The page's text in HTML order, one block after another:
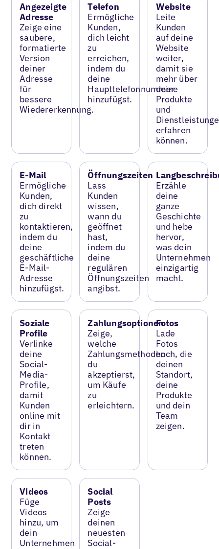
Angezeigte
Adresse
Zeige eine
saubere,
formatierte
Version
deiner
Adresse
für
bessere
Wiedererkennung.
Telefon
Ermögliche
Kunden,
dich leicht
zu
erreichen,
indem du
deine
Haupttelefonnummer
hinzufügst.
Website
Leite
Kunden
auf deine
Website
weiter,
damit sie
mehr über
deine
Produkte
und
erfahren
können.
E-Mail
Ermögliche
Kunden,
dich direkt
zu
kontaktieren,
indem du
deine
geschäftliche
E-Mail-
Adresse
hinzufügst.
Öffnungszeiten
Lass
Kunden
wissen,
wann du
geöffnet
hast,
indem du
deine
regulären
Öffnungszeiten
angibst.
Erzähle
deine
ganze
Geschichte
und hebe
hervor,
was dein
Unternehmen
einzigartig
macht.
Soziale
Profile
Verlinke
deine
Social-
Media-
Profile,
damit
Kunden
online mit
dir in
Kontakt
treten
können.
Zahlungsoptionen
Zeige,
welche
Zahlungsmethoden
du
akzeptierst,
um Käufe
zu
erleichtern.
Fotos
Lade
Fotos
hoch, die
deinen
Standort,
deine
Produkte
und dein
Team
zeigen.
Videos
Füge
Videos
hinzu, um
dein
Unternehmen
Social
Posts
Zeige
deinen
neuesten
Social-